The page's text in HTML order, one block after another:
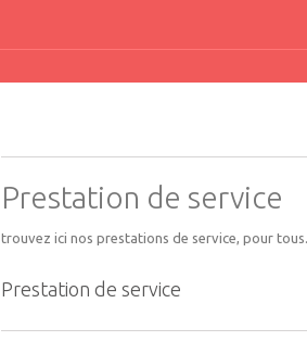
Prestation de service
trouvez ici nos prestations de service, pour tous.
Prestation de service